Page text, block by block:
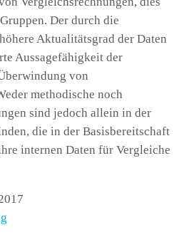
Der durch die
Aktualitätsgrad der Daten
Aussagefähigkeit der
von
methodische noch
sind jedoch allein in der
die in der Basisbereitschaft
internen Daten für Vergleiche